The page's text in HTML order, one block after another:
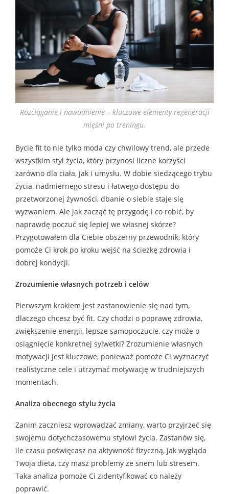
Rozciąganie i nawodnienie – kluczowe elementy regeneracji
mięśni po treningu.
Bycie fit to nie tylko moda czy chwilowy trend, ale przede
wszystkim styl życia, który przynosi liczne korzyści
zarówno dla ciała, jak i umysłu. W dobie siedzącego trybu
życia, nadmiernego stresu i łatwego dostępu do
przetworzonej żywności, dbanie o siebie staje się
wyzwaniem. Ale jak zacząć tę przygodę i co robić, by
naprawdę poczuć się lepiej we własnej skórze?
Przygotowałem dla Ciebie obszerny przewodnik, który
pomoże Ci krok po kroku wejść na ścieżkę zdrowia i
dobrej kondycji.
Zrozumienie własnych potrzeb i celów
Pierwszym krokiem jest zastanowienie się nad tym,
dlaczego chcesz być fit. Czy chodzi o poprawę zdrowia,
zwiększenie energii, lepsze samopoczucie, czy może o
osiągnięcie konkretnej sylwetki? Zrozumienie własnych
motywacji jest kluczowe, ponieważ pomoże Ci wyznaczyć
realistyczne cele i utrzymać motywację w trudniejszych
momentach.
Analiza obecnego stylu życia
Zanim zaczniesz wprowadzać zmiany, warto przyjrzeć się
swojemu dotychczasowemu stylowi życia. Zastanów się,
ile czasu poświęcasz na aktywność fizyczną, jak wygląda
Twoja dieta, czy masz problemy ze snem lub stresem.
Taka analiza pomoże Ci zidentyfikować co należy
poprawić.